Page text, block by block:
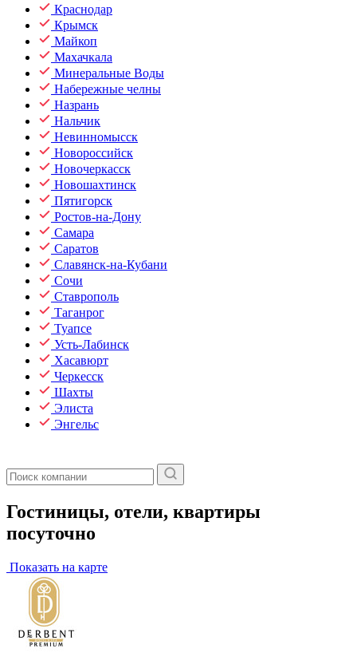
Краснодар
Крымск
Майкоп
Махачкала
Минеральные Воды
Набережные челны
Назрань
Нальчик
Невинномысск
Новороссийск
Новочеркасск
Новошахтинск
Пятигорск
Ростов-на-Дону
Самара
Саратов
Славянск-на-Кубани
Сочи
Ставрополь
Таганрог
Туапсе
Усть-Лабинск
Хасавюрт
Черкесск
Шахты
Элиста
Энгельс
Гостиницы, отели, квартиры
посуточно
Показать на карте